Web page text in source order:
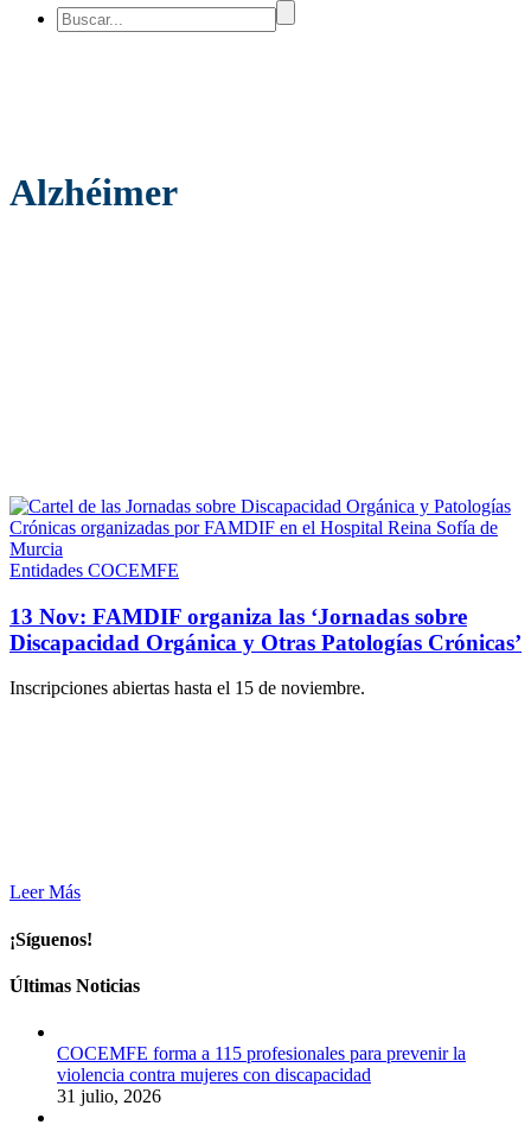
Alzhéimer
Entidades COCEMFE
13 Nov: FAMDIF organiza las ‘Jornadas sobre
Discapacidad Orgánica y Otras Patologías Crónicas’
Inscripciones abiertas hasta el 15 de noviembre.
Leer Más
¡Síguenos!
Últimas Noticias
COCEMFE forma a 115 profesionales para prevenir la
violencia contra mujeres con discapacidad
31 julio, 2026